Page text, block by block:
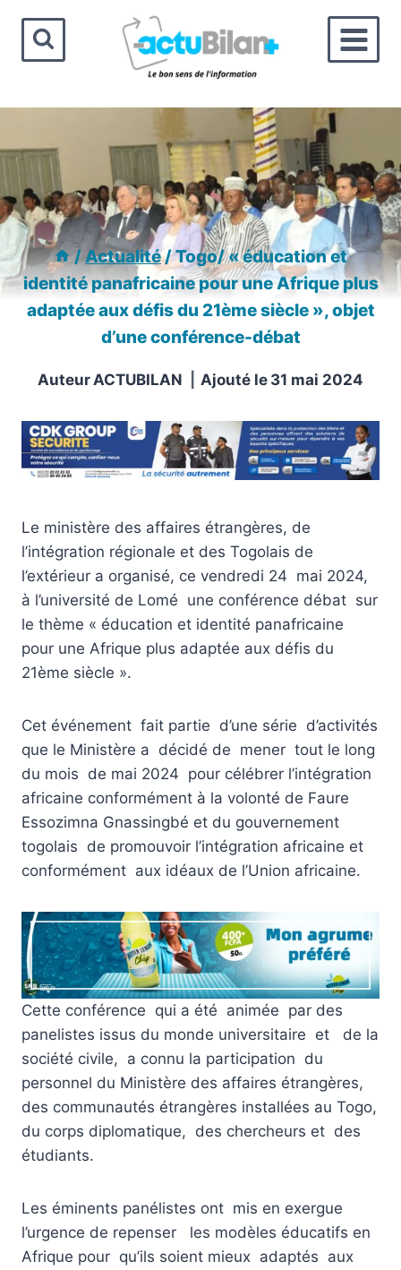
contenu
/Actualité/Togo/ « éducation et
identité panafricaine pour une Afrique plus
adaptée aux défis du 21ème siècle », objet
d’une conférence-débat
Auteur ACTUBILAN Ajouté le 31 mai 2024
Le ministère des affaires étrangères, de
l’intégration régionale et des Togolais de
l’extérieur a organisé, ce vendredi 24 mai 2024,
à l’université de Lomé une conférence débat sur
le thème « éducation et identité panafricaine
pour une Afrique plus adaptée aux défis du
21ème siècle ».
Cet événement fait partie d’une série d’activités
que le Ministère a décidé de mener tout le long
du mois de mai 2024 pour célébrer l’intégration
africaine conformément à la volonté de Faure
Essozimna Gnassingbé et du gouvernement
togolais de promouvoir l’intégration africaine et
conformément aux idéaux de l’Union africaine.
Cette conférence qui a été animée par des
panelistes issus du monde universitaire et de la
société civile, a connu la participation du
personnel du Ministère des affaires étrangères,
des communautés étrangères installées au Togo,
du corps diplomatique, des chercheurs et des
étudiants.
Les éminents panélistes ont mis en exergue
l’urgence de repenser les modèles éducatifs en
Afrique pour qu’ils soient mieux adaptés aux